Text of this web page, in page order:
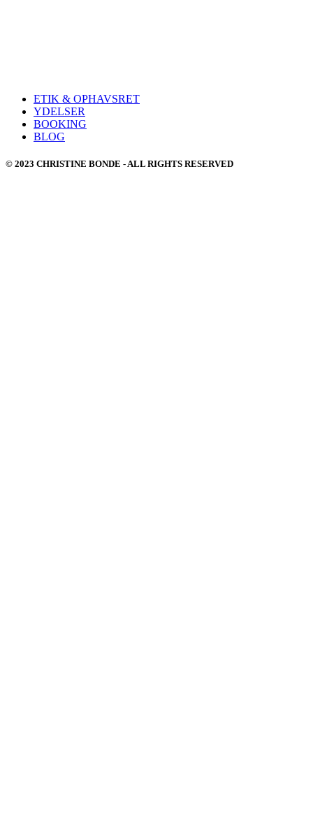
ETIK & OPHAVSRET
YDELSER
BOOKING
BLOG
© 2023 CHRISTINE BONDE - ALL RIGHTS RESERVED